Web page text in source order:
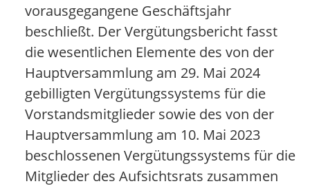
vorausgegangene Geschäftsjahr
beschließt. Der Vergütungsbericht fasst
die wesentlichen Elemente des von der
Hauptversammlung am 29. Mai 2024
gebilligten Vergütungssystems für die
Vorstandsmitglieder sowie des von der
Hauptversammlung am 10. Mai 2023
beschlossenen Vergütungssystems für die
Mitglieder des Aufsichtsrats zusammen